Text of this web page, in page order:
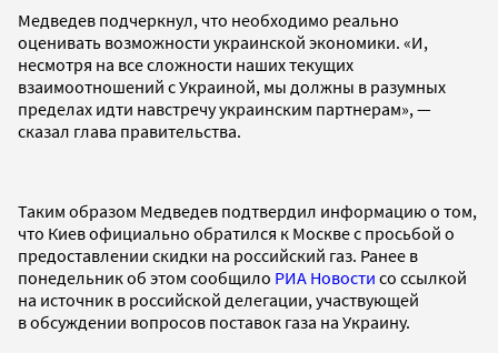
Медведев подчеркнул, что необходимо реально
оценивать возможности украинской экономики. «И,
несмотря на все сложности наших текущих
взаимоотношений с Украиной, мы должны в разумных
пределах идти навстречу украинским партнерам», —
сказал глава правительства.
Таким образом Медведев подтвердил информацию о том,
что Киев официально обратился к Москве с просьбой о
предоставлении скидки на российский газ. Ранее в
понедельник об этом сообщило РИА Новости со ссылкой
на источник в российской делегации, участвующей
в обсуждении вопросов поставок газа на Украину.